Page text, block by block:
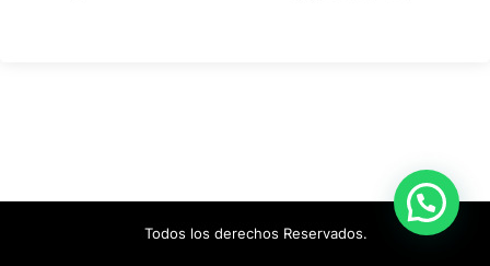
Todos los derechos Reservados.